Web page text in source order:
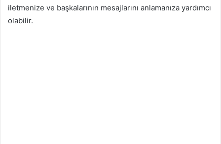
iletmenize ve başkalarının mesajlarını anlamanıza yardımcı
olabilir.